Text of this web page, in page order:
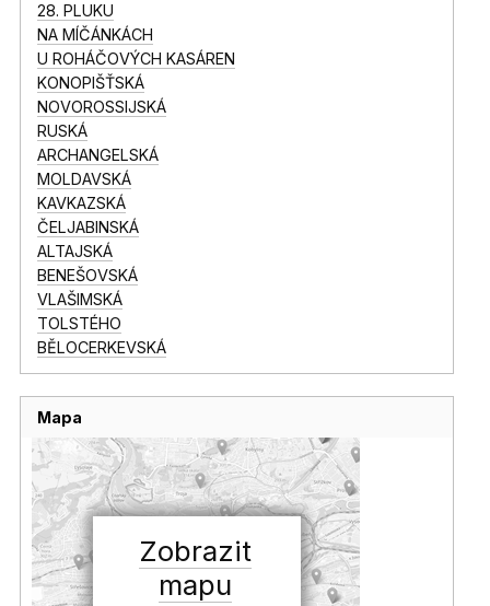
28. PLUKU
NA MÍČÁNKÁCH
U ROHÁČOVÝCH KASÁREN
KONOPIŠŤSKÁ
NOVOROSSIJSKÁ
RUSKÁ
ARCHANGELSKÁ
MOLDAVSKÁ
KAVKAZSKÁ
ČELJABINSKÁ
ALTAJSKÁ
BENEŠOVSKÁ
VLAŠIMSKÁ
TOLSTÉHO
BĚLOCERKEVSKÁ
Mapa
Zobrazit
mapu